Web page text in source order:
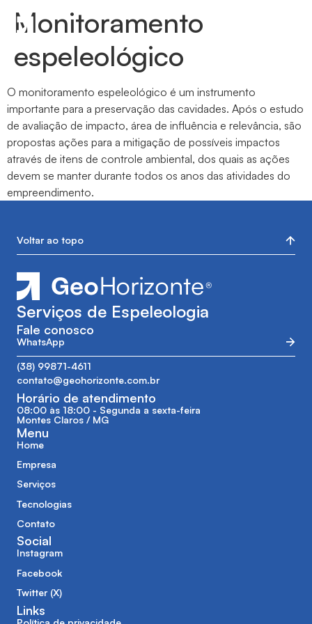
Monitoramento
espeleológico
O monitoramento espeleológico é um instrumento
importante para a preservação das cavidades. Após o estudo
de avaliação de impacto, área de influência e relevância, são
propostas ações para a mitigação de possíveis impactos
através de itens de controle ambiental, dos quais as ações
devem se manter durante todos os anos das atividades do
empreendimento.
Voltar ao topo
Serviços de Espeleologia
Fale conosco
WhatsApp
(38) 99871-4611
contato@geohorizonte.com.br
Horário de atendimento
08:00 às 18:00 - Segunda a sexta-feira
Montes Claros / MG
Menu
Home
Empresa
Serviços
Tecnologias
Contato
Social
Instagram
Facebook
Twitter (X)
Links